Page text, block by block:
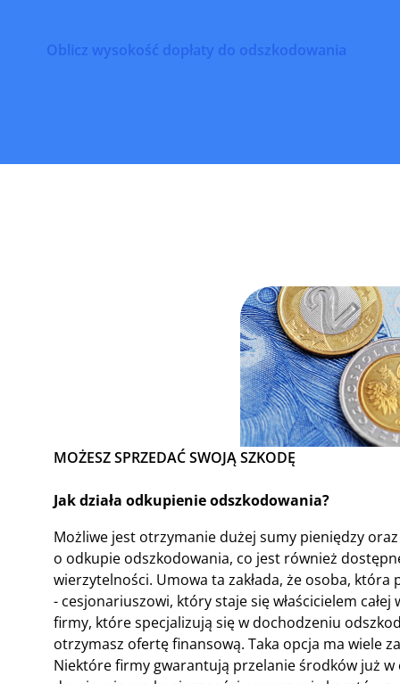
Oblicz wysokość dopłaty do odszkodowania
MOŻESZ SPRZEDAĆ SWOJĄ SZKODĘ
Jak działa odkupienie odszkodowania?
Możliwe jest otrzymanie dużej sumy pieniędzy
o odkupie odszkodowania, co jest również
wierzytelności. Umowa ta zakłada, że osoba,
- cesjonariuszowi, który staje się właścicielem
firmy, które specjalizują się w dochodzeniu
otrzymasz ofertę finansową. Taka opcja ma wiele
Niektóre firmy gwarantują przelanie środków już